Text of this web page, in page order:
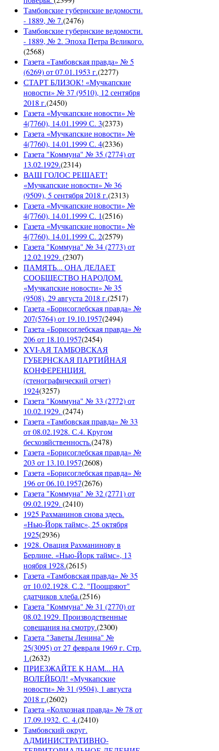
Тамбовские губернские ведомости.
- 1889, № 7.(2476)
Тамбовские губернские ведомости.
- 1889, № 2. Эпоха Петра Великого.
(2568)
Газета «Тамбовская правда» № 5
(6269) от 07.01.1953 г.(2277)
СТАРТ БЛИЗОК! «Мучкапские
новости» № 37 (9510), 12 сентября
2018 г.(2450)
Газета «Мучкапские новости» №
4(7760), 14.01.1999 С. 3(2373)
Газета «Мучкапские новости» №
4(7760), 14.01.1999 С. 4(2336)
Газета "Коммуна" № 35 (2774) от
13.02.1929.(2314)
ВАШ ГОЛОС РЕШАЕТ!
«Мучкапские новости» № 36
(9509), 5 сентября 2018 г.(2313)
Газета «Мучкапские новости» №
4(7760), 14.01.1999 С. 1(2516)
Газета «Мучкапские новости» №
4(7760), 14.01.1999 С. 2(2579)
Газета "Коммуна" № 34 (2773) от
12.02.1929. (2307)
ПАМЯТЬ... ОНА ДЕЛАЕТ
СООБЩЕСТВО НАРОДОМ.
«Мучкапские новости» № 35
(9508), 29 августа 2018 г.(2517)
Газета «Борисоглебская правда» №
207(5764) от 19.10.1957(2494)
Газета «Борисоглебская правда» №
206 от 18.10.1957(2454)
XVI-АЯ ТАМБОВСКАЯ
ГУБЕРНСКАЯ ПАРТИЙНАЯ
КОНФЕРЕНЦИЯ.
(стенографический отчет)
1924(3257)
Газета "Коммуна" № 33 (2772) от
10.02.1929. (2474)
Газета «Тамбовская правда» № 33
от 08.02.1928. С.4. Кругом
бесхозяйственность.(2478)
Газета «Борисоглебская правда» №
203 от 13.10.1957(2608)
Газета «Борисоглебская правда» №
196 от 06.10.1957(2676)
Газета "Коммуна" № 32 (2771) от
09.02.1929. (2410)
1925 Рахманинов снова здесь.
«Нью-Йорк таймс», 25 октября
1925(2936)
1928. Овация Рахманинову в
Берлине. «Нью-Йорк таймс», 13
ноября 1928.(2615)
Газета «Тамбовская правда» № 35
от 10.02.1928. С.2. "Поощряют"
сдатчиков хлеба.(2516)
Газета "Коммуна" № 31 (2770) от
08.02.1929. Производственные
совещания на смотру.(2300)
Газета "Заветы Ленина" №
25(3095) от 27 февраля 1969 г. Стр.
1.(2632)
ПРИЕЗЖАЙТЕ К НАМ... НА
ВОЛЕЙБОЛ! «Мучкапские
новости» № 31 (9504), 1 августа
2018 г.(2602)
Газета «Колхозная правда» № 78 от
17.09.1932. С. 4.(2410)
Тамбовский округ.
АДМИНИСТРАТИВНО-